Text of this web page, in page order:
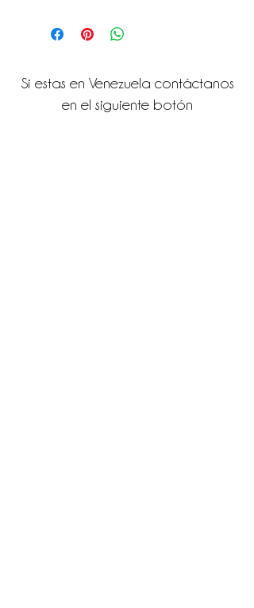
Si estas en Venezuela contáctanos
en el siguiente botón